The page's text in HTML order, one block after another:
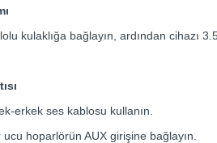
kulaklığa bağlayın, ardından cihazı
erkek ses kablosu kullanın.
ucu hoparlörün AUX girişine bağlayın.